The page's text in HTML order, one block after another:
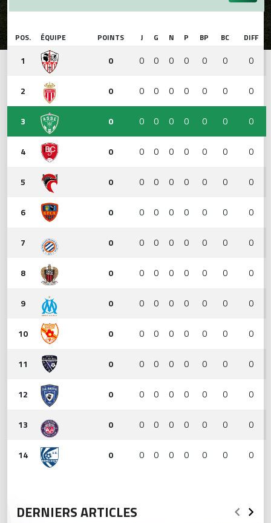
POS. ÉQUIPE POINTS J G N P BP BC DIFF
1 0 0 0 0 0 0 0 0
2 0 0 0 0 0 0 0 0
3 0 0 0 0 0 0 0 0
4 0 0 0 0 0 0 0 0
5 0 0 0 0 0 0 0 0
6 0 0 0 0 0 0 0 0
7 0 0 0 0 0 0 0 0
8 0 0 0 0 0 0 0 0
9 0 0 0 0 0 0 0 0
10 0 0 0 0 0 0 0 0
11 0 0 0 0 0 0 0 0
12 0 0 0 0 0 0 0 0
13 0 0 0 0 0 0 0 0
14 0 0 0 0 0 0 0 0
DERNIERS ARTICLES